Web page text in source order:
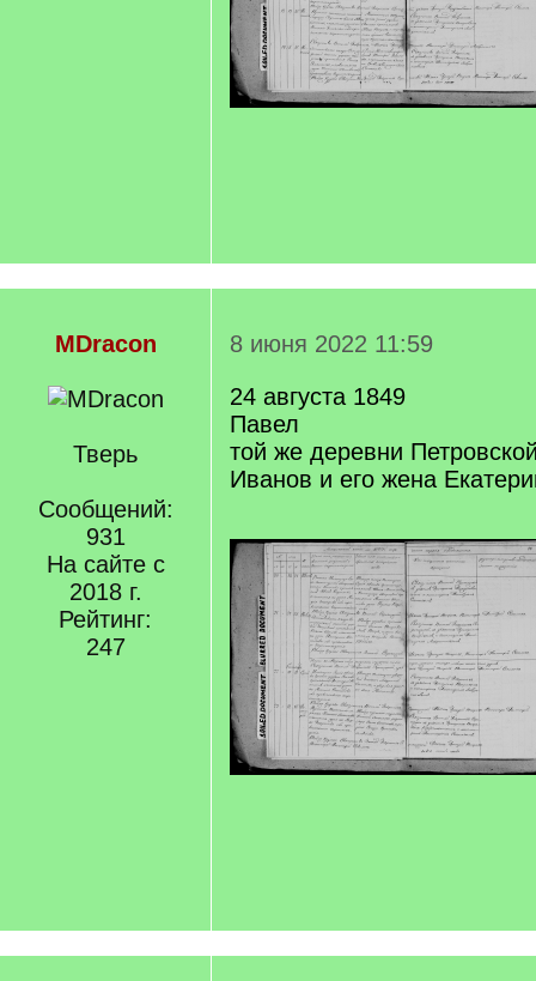
MDracon
Тверь
Сообщений:
931
На сайте с
2018 г.
Рейтинг:
247
8 июня 2022 11:59
24 августа 1849
Павел
той же деревни
Иванов и его жена